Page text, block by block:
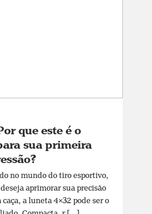
que este é o
sua primeira
no mundo do tiro esportivo,
aprimorar sua precisão
a luneta 4×32 pode ser o